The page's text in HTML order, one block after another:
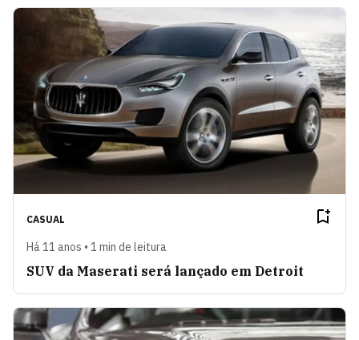
CASUAL
Há 11 anos • 1 min de leitura
SUV da Maserati será lançado em Detroit